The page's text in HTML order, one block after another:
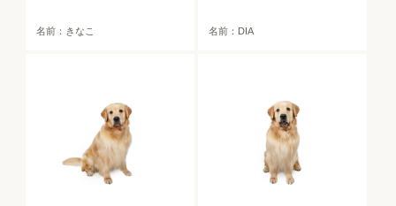
名前：きなこ 名前：DIA